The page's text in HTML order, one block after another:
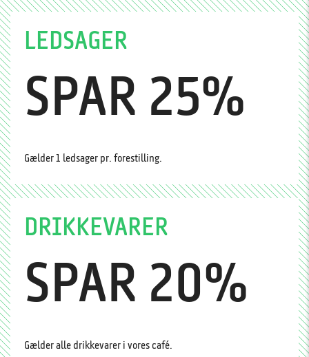
LEDSAGER
SPAR 25%
Gælder 1 ledsager pr. forestilling.
DRIKKEVARER
SPAR 20%
Gælder alle drikkevarer i vores café.